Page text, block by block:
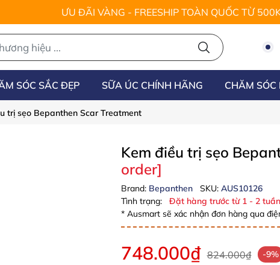
ƯU ĐÃI VÀNG - FREESHIP TOÀN QUỐC TỪ
SÓC SẮC ĐẸP SỮA ÚC CHÍNH HÃNG CHĂM SÓC
trị sẹo Bepanthen Scar Treatment
Kem điều trị sẹo
order]
Brand: Bepanthen SKU: AUS10126
Tình trạng:
Đặt hàng trước từ 1 - 2 tuần
* Ausmart sẽ xác nhận đơn hàng qua
748.000₫ 824.000₫ -9%